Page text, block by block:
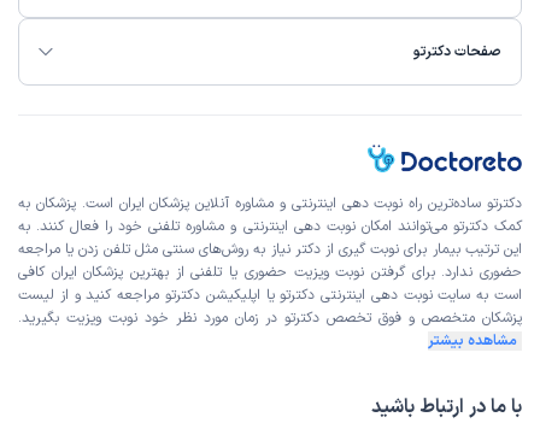
صفحات دکترتو
دکترتو ساده‌ترین راه نوبت‌ دهی اینترنتی و مشاوره آنلاین پزشکان ایران است. پزشکان به
کمک دکترتو می‌توانند امکان نوبت دهی اینترنتی و مشاوره تلفنی خود را فعال کنند. به
این ترتیب بیمار برای نوبت گیری از دکتر نیاز به روش‌های سنتی مثل تلفن زدن یا مراجعه
حضوری ندارد. برای گرفتن نوبت ویزیت حضوری یا تلفنی از بهترین پزشکان ایران کافی
است به سایت نوبت دهی اینترنتی دکترتو یا اپلیکیشن دکترتو مراجعه کنید و از لیست
پزشکان متخصص و فوق تخصص دکترتو در زمان مورد نظر خود نوبت ویزیت بگیرید.
مشاهده بیشتر
با ما در ارتباط باشید